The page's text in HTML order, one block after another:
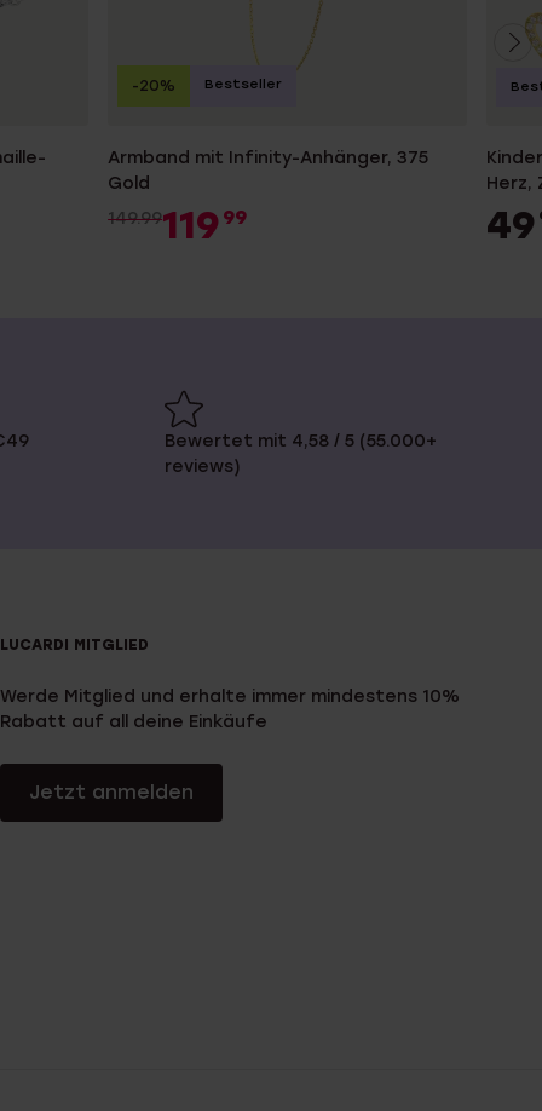
Armband mit Infinity-Anhänger, 375
Gold
149.99119 99
-20% Bestseller
Herz,
49
Bewertet mit 4,58 / 5 (55.000+
reviews)
LUCARDI MITGLIED
Werde Mitglied und erhalte immer mindestens 10%
Rabatt auf all deine Einkäufe
Jetzt anmelden